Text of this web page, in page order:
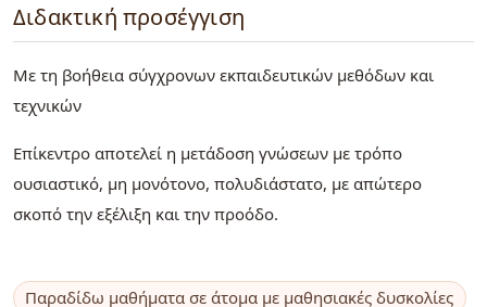
Διδακτική προσέγγιση
Με τη βοήθεια σύγχρονων εκπαιδευτικών μεθόδων και
τεχνικών
Επίκεντρο αποτελεί η μετάδοση γνώσεων με τρόπο
ουσιαστικό, μη μονότονο, πολυδιάστατο, με απώτερο
σκοπό την εξέλιξη και την προόδο.
Παραδίδω μαθήματα σε άτομα με μαθησιακές δυσκολίες